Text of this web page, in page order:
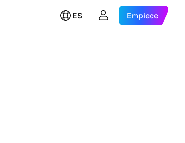
ES Empiece